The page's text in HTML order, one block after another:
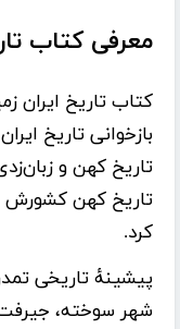
معرفی کتاب
کتاب تاریخ ایران
بازخوانی تاریخ
تاریخ کهن و
تاریخ کهن کشورش
کرد.
پیشینهٔ تاریخی
شهر سوخته،